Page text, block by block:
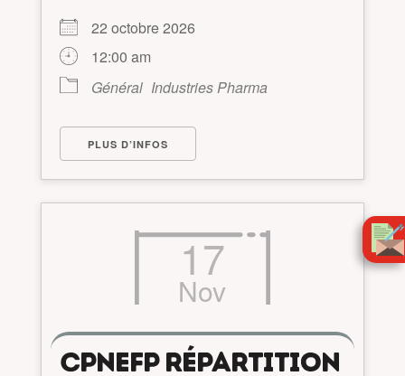
22 octobre 2026
12:00 am
Général Industries Pharma
PLUS D’INFOS
17
Nov
CPNEFP RÉPARTITION